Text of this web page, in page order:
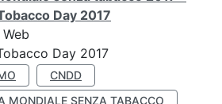
Day 2017
Day 2017
CNDD
MONDIALE SENZA TABACCO